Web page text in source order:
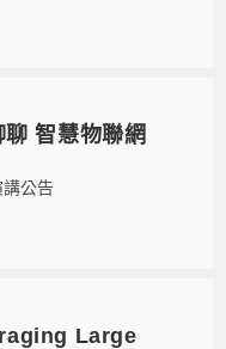
聊 智慧物聯網
講公告
Large